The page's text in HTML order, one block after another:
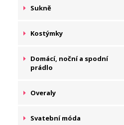
Sukně
Kostýmky
Domácí, noční a spodní
prádlo
Overaly
Svatební móda